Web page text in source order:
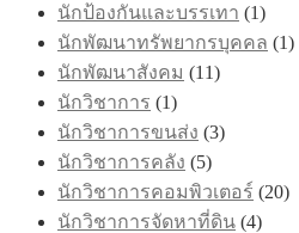
นักป้องกันและบรรเทา (1)
นักพัฒนาทรัพยากรบุคคล (1)
นักพัฒนาสังคม (11)
นักวิชาการ (1)
นักวิชาการขนส่ง (3)
นักวิชาการคลัง (5)
นักวิชาการคอมพิวเตอร์ (20)
นักวิชาการจัดหาที่ดิน (4)